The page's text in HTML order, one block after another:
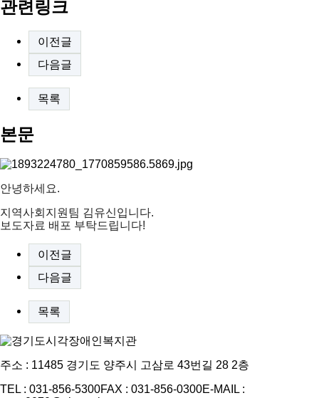
관련링크
이전글
다음글
목록
본문
안녕하세요.
지역사회지원팀 김유신입니다.
보도자료 배포 부탁드립니다!
이전글
다음글
목록
주소 : 11485 경기도 양주시 고삼로 43번길 28 2층
TEL : 031-856-5300FAX : 031-856-0300E-MAIL :